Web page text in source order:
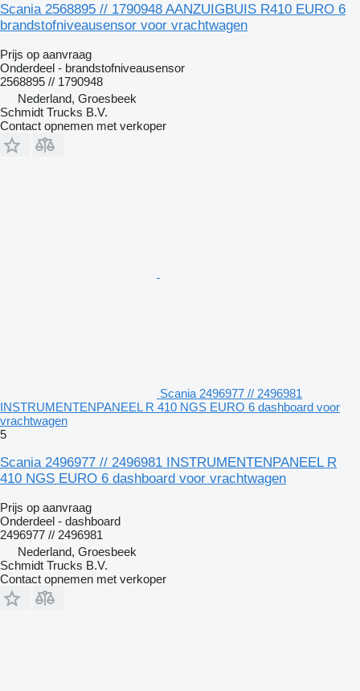
Scania 2568895 // 1790948 AANZUIGBUIS R410 EURO 6
brandstofniveausensor voor vrachtwagen
Prijs op aanvraag
Onderdeel - brandstofniveausensor
2568895 // 1790948
Nederland, Groesbeek
Schmidt Trucks B.V.
Contact opnemen met verkoper
Scania 2496977 // 2496981
INSTRUMENTENPANEEL R 410 NGS EURO 6 dashboard voor
vrachtwagen
5
Scania 2496977 // 2496981 INSTRUMENTENPANEEL R
410 NGS EURO 6 dashboard voor vrachtwagen
Prijs op aanvraag
Onderdeel - dashboard
2496977 // 2496981
Nederland, Groesbeek
Schmidt Trucks B.V.
Contact opnemen met verkoper